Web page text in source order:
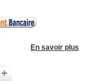
En savoir plus
+